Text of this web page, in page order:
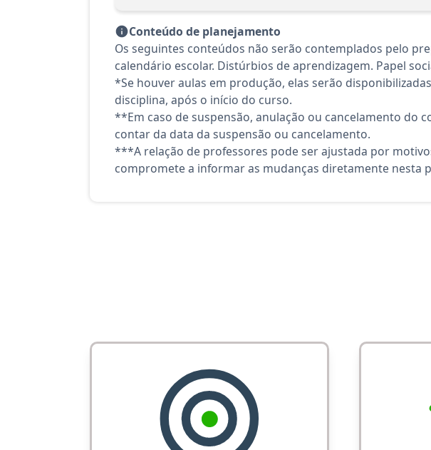
Conteúdo de planejamento
Os seguintes conteúdos não serão contemplados pelo
calendário escolar. Distúrbios de aprendizagem. Papel
*Se houver aulas em produção, elas serão
disciplina, após o início do curso.
**Em caso de suspensão, anulação ou cancelamento do
contar da data da suspensão ou cancelamento.
***A relação de professores pode ser ajustada por
compromete a informar as mudanças diretamente nesta